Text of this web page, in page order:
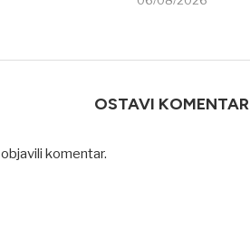
OSTAVI KOMENTAR
komentar.